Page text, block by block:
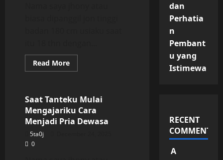
Read MoreRead
more
Mulai
Mengajariku
Cara
Menjadi
Pria
Uncategorized
Saat Tanteku Mulai
Mengajariku Cara
Menjadi Pria Dewasa
5ta0j
0
dan
Perhatia
n
Pembant
u yang
Istimewa
RECENT
COMMENTS
A